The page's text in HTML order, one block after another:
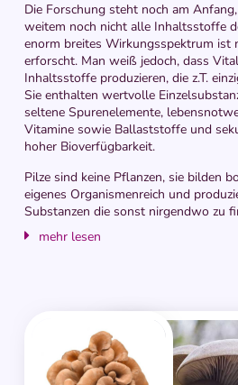
Die Forschung steht noch am
weitem noch nicht alle Inhaltsstoffe
enorm breites Wirkungsspektrum ist
erforscht. Man weiß jedoch, dass
Inhaltsstoffe produzieren, die z.T.
Sie enthalten wertvolle
seltene Spurenelemente,
Vitamine sowie Ballaststoffe und
hoher Bioverfügbarkeit.
Pilze sind keine Pflanzen, sie bilden
eigenes Organismenreich und
Substanzen die sonst nirgendwo zu
mehr lesen